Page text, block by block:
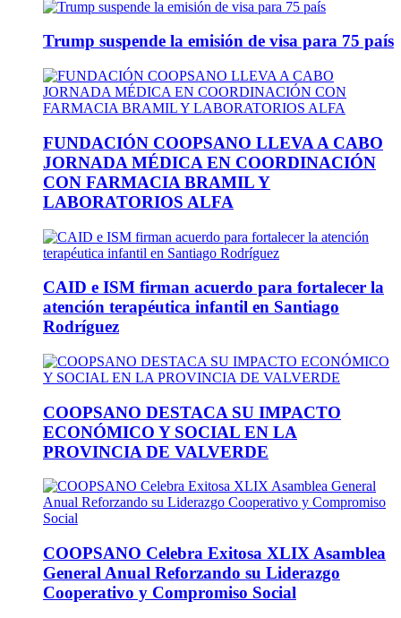
Trump suspende la emisión de visa para 75 país
FUNDACIÓN COOPSANO LLEVA A CABO
JORNADA MÉDICA EN COORDINACIÓN
CON FARMACIA BRAMIL Y
LABORATORIOS ALFA
CAID e ISM firman acuerdo para fortalecer la
atención terapéutica infantil en Santiago
Rodríguez
COOPSANO DESTACA SU IMPACTO
ECONÓMICO Y SOCIAL EN LA
PROVINCIA DE VALVERDE
COOPSANO Celebra Exitosa XLIX Asamblea
General Anual Reforzando su Liderazgo
Cooperativo y Compromiso Social